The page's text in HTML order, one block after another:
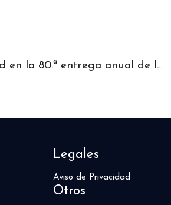
Angela Bassett y Viola Davis lucen Chopard en la 80.ª entrega anual de los Globos de Oro
Legales
Aviso de Privacidad
Otros